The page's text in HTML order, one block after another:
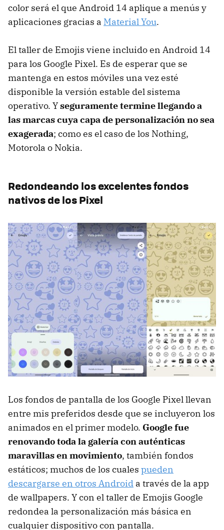
color será el que Android 14 aplique a menús y
aplicaciones gracias a Material You.
El taller de Emojis viene incluido en Android 14
para los Google Pixel. Es de esperar que se
mantenga en estos móviles una vez esté
disponible la versión estable del sistema
operativo. Yseguramente termine llegando a
las marcas cuya capa de personalización no sea
exagerada; como es el caso de los Nothing,
Motorola o Nokia.
Redondeando los excelentes fondos
nativos de los Pixel
Los fondos de pantalla de los Google Pixel llevan
entre mis preferidos desde que se incluyeron los
animados en el primer modelo. Google fue
renovando toda la galería con auténticas
maravillas en movimiento, también fondos
estáticos; muchos de los cuales pueden
descargarse en otros Android a través de la app
de wallpapers. Y con el taller de Emojis Google
redondea la personalización más básica en
cualquier dispositivo con pantalla.